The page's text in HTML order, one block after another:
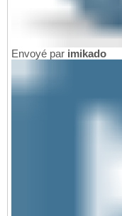
Envoyé par imikado